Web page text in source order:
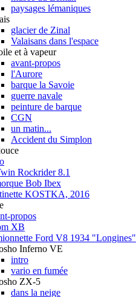
paysages lémaniques
glacier de Zinal
Valaisans dans l'espace
et à vapeur
avant-propos
l'Aurore
barque la Savoie
guerre navale
peinture de barque
CGN
un matin...
Accident du Simplon
Rockrider 8.1
Bob Ibex
KOSTKA, 2016
propos
XB
Ford V8 1934 "Longines"
Inferno VE
intro
vario en fumée
ZX-5
dans la neige